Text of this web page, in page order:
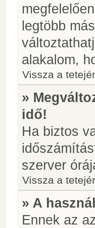
legtöbb
alakalom,
Vissza a
»
idő!
Ha biztos
szerver
Vissza a
» A
Ennek az